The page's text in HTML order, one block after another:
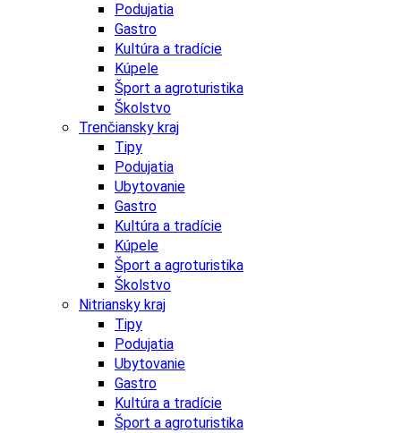
Podujatia
Gastro
Kultúra a tradície
Kúpele
Šport a agroturistika
Školstvo
Trenčiansky kraj
Tipy
Podujatia
Ubytovanie
Gastro
Kultúra a tradície
Kúpele
Šport a agroturistika
Školstvo
Nitriansky kraj
Tipy
Podujatia
Ubytovanie
Gastro
Kultúra a tradície
Šport a agroturistika